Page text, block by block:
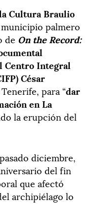
Cultura Braulio
palmero
de On the Record:
Centro Integral
César
para “dar
en La
la erupción del
diciembre,
del fin
que afectó
archipiélago lo